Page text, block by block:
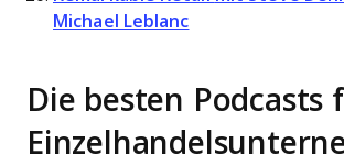
Michael Leblanc
Die besten Podcasts